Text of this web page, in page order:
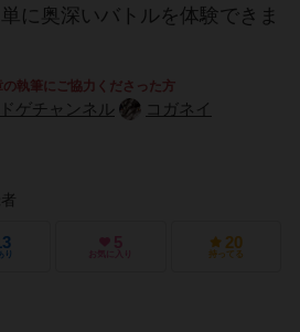
に奥深いバトルを体験できま
の執筆にご協力くださった方
ゲチャンネル コガネイ
5
お気に入り
20
持ってる